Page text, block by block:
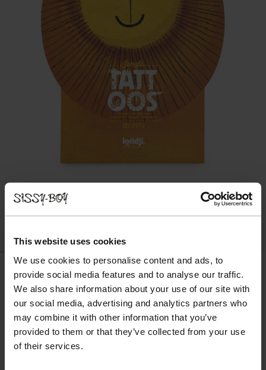
This website uses cookies
We use cookies to personalise content and ads, to
provide social media features and to analyse our traffic.
We also share information about your use of our site with
our social media, advertising and analytics partners who
may combine it with other information that you’ve
provided to them or that they’ve collected from your use
of their services.
Londji jungle tattoos 10 stuks
Gekozen maat: Onesize
Binnen 30 minuten via e-mail